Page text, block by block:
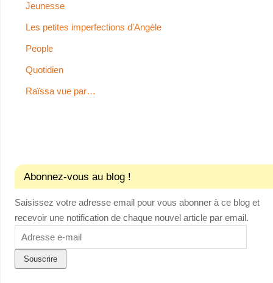
Jeunesse
Les petites imperfections d'Angèle
People
Quotidien
Raïssa vue par…
Abonnez-vous au blog !
Saisissez votre adresse email pour vous abonner à ce blog et
recevoir une notification de chaque nouvel article par email.
Adresse
e-
mail